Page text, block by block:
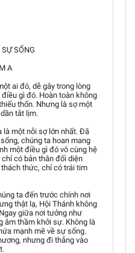
SỐNG
A
ai đó, dễ gây trong lòng
gì đó. Hoàn toàn không
thốn. Nhưng là sợ một
tắt lịm.
là một nỗi sợ lớn nhất. Đã
chúng ta hoan mang
một điều gì đó vô cùng hệ
có bản thân đối diện
thức, chỉ có trái tim
ta đến trước chính nơi
thật lạ, Hội Thánh không
giữa nơi tưởng như
âm thầm khởi sự. Không là
mạnh mẽ về sự sống.
nhưng đi thẳng vào